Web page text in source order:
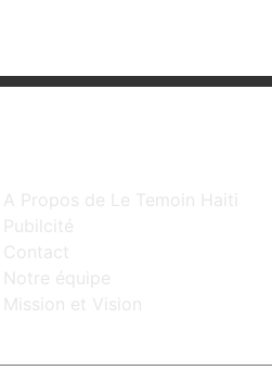
A Propos de Le Temoin Haiti
Pubilcité
Contact
Notre équipe
Mission et Vision